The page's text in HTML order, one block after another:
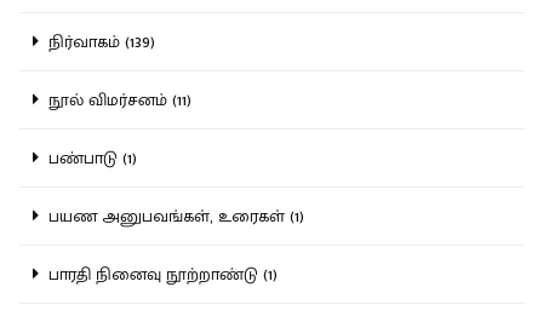
நிர்வாகம் (139)
நூல் விமர்சனம் (11)
பண்பாடு (1)
பயண அனுபவங்கள், உரைகள் (1)
பாரதி நினைவு நூற்றாண்டு (1)